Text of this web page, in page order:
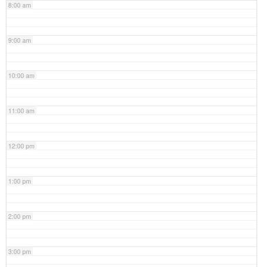
8:00 am
9:00 am
10:00 am
11:00 am
12:00 pm
1:00 pm
2:00 pm
3:00 pm